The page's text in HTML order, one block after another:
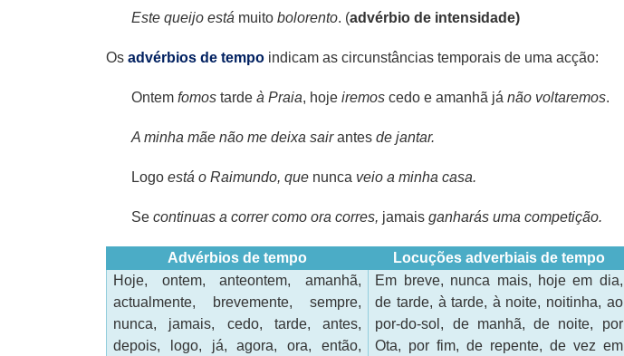
Este queijo está muitobolorento. (advérbio de intensidade)
Os advérbios de tempo indicam as circunstâncias temporais de uma acção:
Ontemfomos tardeà Praia, hojeiremos cedo e amanhã jánão voltaremos.
A minha mãe não me deixa sairantes de jantar.
Logo está o Raimundo, que nunca veio a minha casa.
Se continuas a correr como ora corres, jamais ganharás uma competição.
Advérbios de tempo
Locuções adverbiais de tempo
Hoje, ontem, anteontem, amanhã,
actualmente, brevemente, sempre,
nunca, jamais, cedo, tarde, antes,
depois, logo, já, agora, ora, então,
Em breve, nunca mais, hoje em dia,
de tarde, à tarde, à noite, noitinha, ao
por-do-sol, de manhã, de noite, por
Ota, por fim, de repente, de vez em